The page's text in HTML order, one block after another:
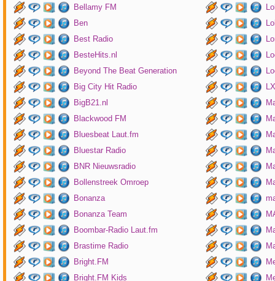
Bellamy FM
Ben
Best Radio
BesteHits.nl
Beyond The Beat Generation
Big City Hit Radio
BigB21.nl
Blackwood FM
Bluesbeat Laut.fm
Bluestar Radio
BNR Nieuwsradio
Bollenstreek Omroep
Bonanza
Bonanza Team
Boombar-Radio Laut.fm
Brastime Radio
Bright.FM
Bright.FM Kids